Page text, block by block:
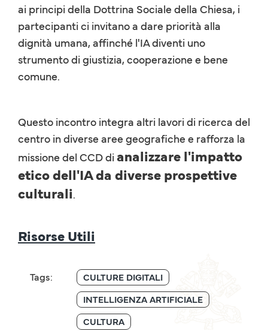
ai principi della Dottrina Sociale della Chiesa, i
partecipanti ci invitano a dare priorità alla
dignità umana, affinché l'IA diventi uno
strumento di giustizia, cooperazione e bene
comune.
Questo incontro integra altri lavori di ricerca del
centro in diverse aree geografiche e rafforza la
missione del CCD dianalizzare l'impatto
etico dell'IA da diverse prospettive
culturali.
Risorse Utili
Tags:
CULTURE DIGITALI
INTELLIGENZA ARTIFICIALE
CULTURA